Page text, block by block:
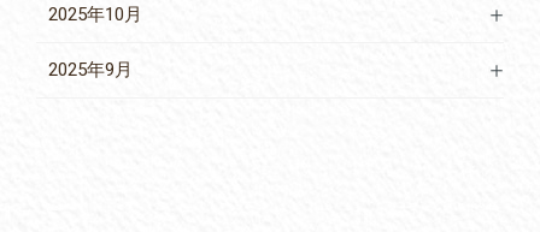
2025年10月
2025年9月